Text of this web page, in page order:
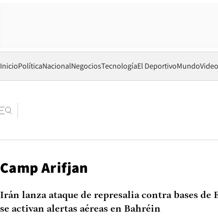
InicioPolíticaNacionalNegociosTecnologíaEl DeportivoMundo
Camp Arifjan
Irán lanza ataque de represalia contra bases de
se activan alertas aéreas en Bahréin